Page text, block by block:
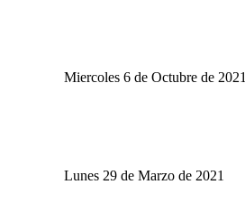
Miercoles 6 de Octubre de 2021
Lunes 29 de Marzo de 2021